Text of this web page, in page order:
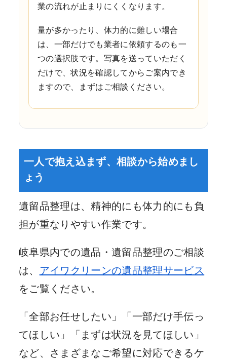
業の流れが止まりにくくなります。
量が多かったり、体力的に難しい場合
は、一部だけでも業者に依頼するのも一
つの選択肢です。 写真を送っていただく
だけで、状況を確認してからご案内でき
ますので、まずはご相談ください。
一人で抱え込まず、相談から始めまし
ょう
遺留品整理は、精神的にも体力的にも負
担が重なりやすい作業です。
岐阜県内での遺品・遺留品整理のご相談
は、 アイワクリーンの遺品整理サービス
をご覧ください。
「全部お任せしたい」「一部だけ手伝っ
てほしい」「まずは状況を見てほしい」
など、さまざまなご希望に対応できるケ